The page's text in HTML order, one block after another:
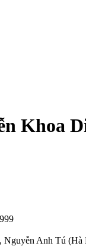
Khoa
999
Nguyễn Anh Tú